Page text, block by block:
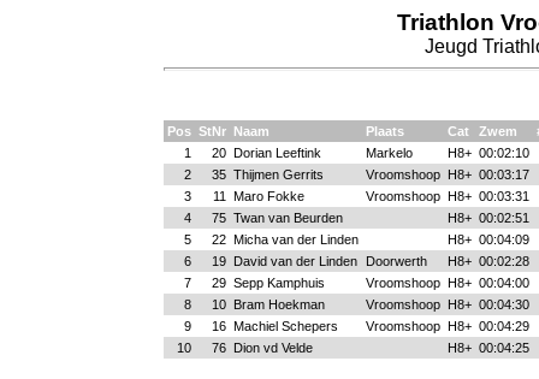
Triathlon
Jeugd
Pos StNr Naam Plaats Cat Zwem
1
20 Dorian Leeftink Markelo H8+ 00:02:10
2
35 Thijmen Gerrits Vroomshoop H8+ 00:03:17
3
11 Maro Fokke Vroomshoop H8+ 00:03:31
4
75 Twan van Beurden H8+ 00:02:51
5
22 Micha van der Linden H8+ 00:04:09
6
19 David van der Linden Doorwerth H8+ 00:02:28
7
29 Sepp Kamphuis Vroomshoop H8+ 00:04:00
8
10 Bram Hoekman Vroomshoop H8+ 00:04:30
9
16 Machiel Schepers Vroomshoop H8+ 00:04:29
10
76 Dion vd Velde H8+ 00:04:25